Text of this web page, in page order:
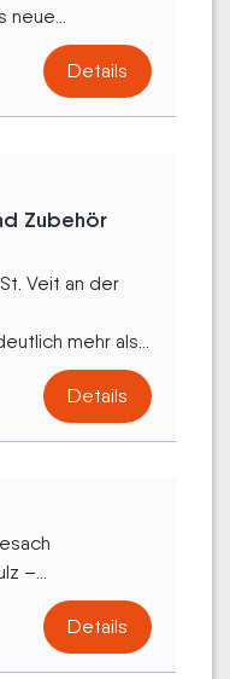
Details
Zubehör
Veit an der
mehr als...
Details
–...
Details